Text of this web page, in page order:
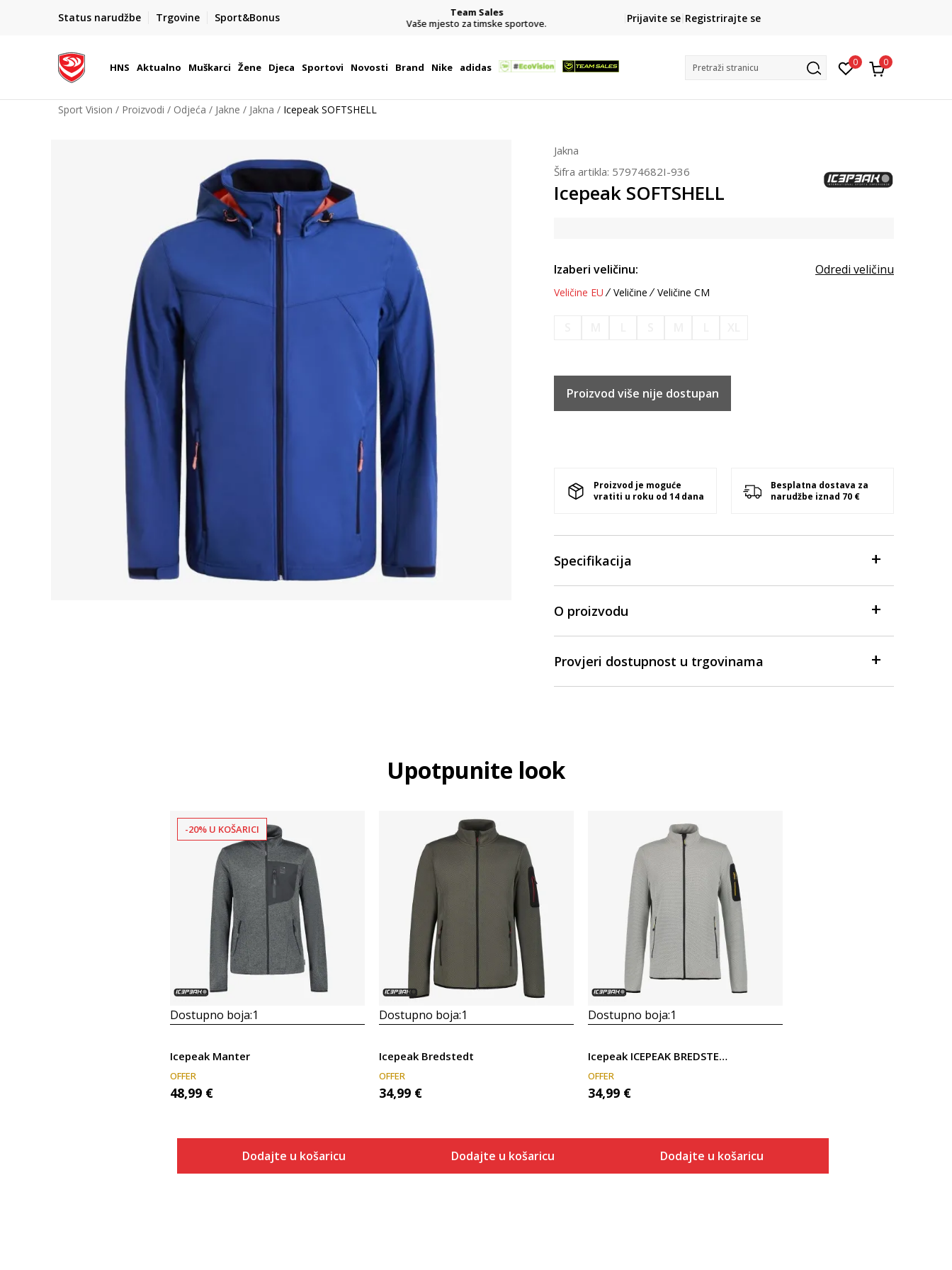
Status narudžbe Trgovine Sport&Bonus
BOX NOW
Dostava 1,50 €
| Više od 800 paketomata u Hrvatskoj
Team Sales
Vaše mjesto za timske sportove.
CLICK& COLLECT
besplatno preuzimanje u trgovini
Prijavite se Registrirajte se
HNS Aktualno Muškarci Žene Djeca Sportovi Novosti Brand Nike adidas Pretraži stranicu 0 0
Sport Vision Proizvodi Odjeća Jakne Jakna Icepeak SOFTSHELL
Jakna
Šifra artikla: 57974682I-936
Icepeak SOFTSHELL
Izaberi veličinu: Odredi veličinu
Veličine EU Veličine Veličine CM
Proizvod više nije dostupan
Proizvod je moguće
vratiti u roku od 14 dana
Besplatna dostava za
narudžbe iznad 70 €
Specifikacija
O proizvodu
Provjeri dostupnost u trgovinama
Upotpunite look
-20% U KOŠARICI
Dostupno boja:1
Icepeak Manter
OFFER
48,99 €
Dodajte u košaricu
Dostupno boja:1
Icepeak Bredstedt
OFFER
34,99 €
Dodajte u košaricu
Dostupno boja:1
Icepeak ICEPEAK BREDSTEDT
OFFER
34,99 €
Dodajte u košaricu